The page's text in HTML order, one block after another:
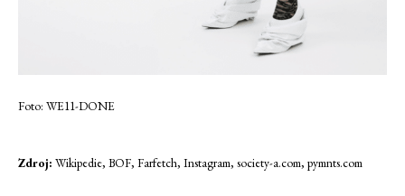
Foto: WE11-DONE
Zdroj: Wikipedie, BOF, Farfetch, Instagram, society-a.com, pymnts.com